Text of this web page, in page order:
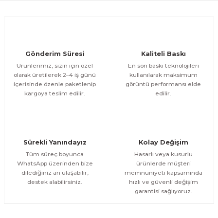
Eskitme Detaylı Mavi Ekru Çiçek 3 Parça Pleksi Aynalı Tablo
1.000,00 TL
800,00 TL
ÜRÜNÜ İNCELE
%13
800,00 TL %13
Evinemoda
Gönderim Süresi
Ürünlerimiz, sizin için özel
olarak üretilerek 2–4 iş günü
içerisinde özenle paketlenip
kargoya teslim edilir.
Kaliteli Baskı
En son baskı teknolojileri
kullanılarak maksimum
görüntü performansı elde
edilir.
Sürekli Yanındayız
Tüm süreç boyunca
WhatsApp üzerinden bize
dilediğiniz an ulaşabilir,
destek alabilirsiniz.
Kolay Değişim
Hasarlı veya kusurlu
ürünlerde müşteri
memnuniyeti kapsamında
hızlı ve güvenli değişim
garantisi sağlıyoruz.